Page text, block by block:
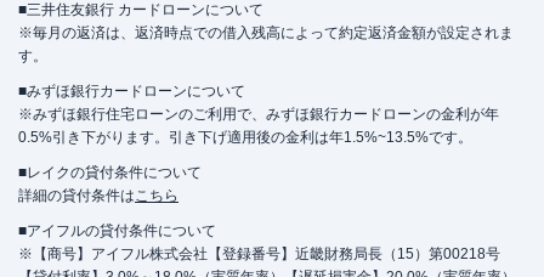
■三井住友銀行 カードローンについて
※毎月の返済は、返済時点での借入残高によって約定返済金額が設定されま
す。
■みずほ銀行カードローンについて
※みずほ銀行住宅ローンのご利用で、みずほ銀行カードローンの金利が年
0.5%引き下がります。引き下げ適用後の金利は年1.5%~13.5%です。
■レイクの貸付条件について
詳細の貸付条件はこちら
■アイフルの貸付条件について
※【商号】アイフル株式会社【登録番号】近畿財務局長（15）第00218号